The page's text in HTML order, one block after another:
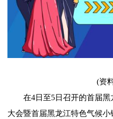
(资
在4日至5日召开的首届
大会暨首届黑龙江特色气候